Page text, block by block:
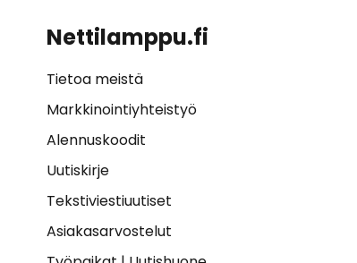
Nettilamppu.fi
Tietoa meistä
Markkinointiyhteistyö
Alennuskoodit
Uutiskirje
Tekstiviestiuutiset
Asiakasarvostelut